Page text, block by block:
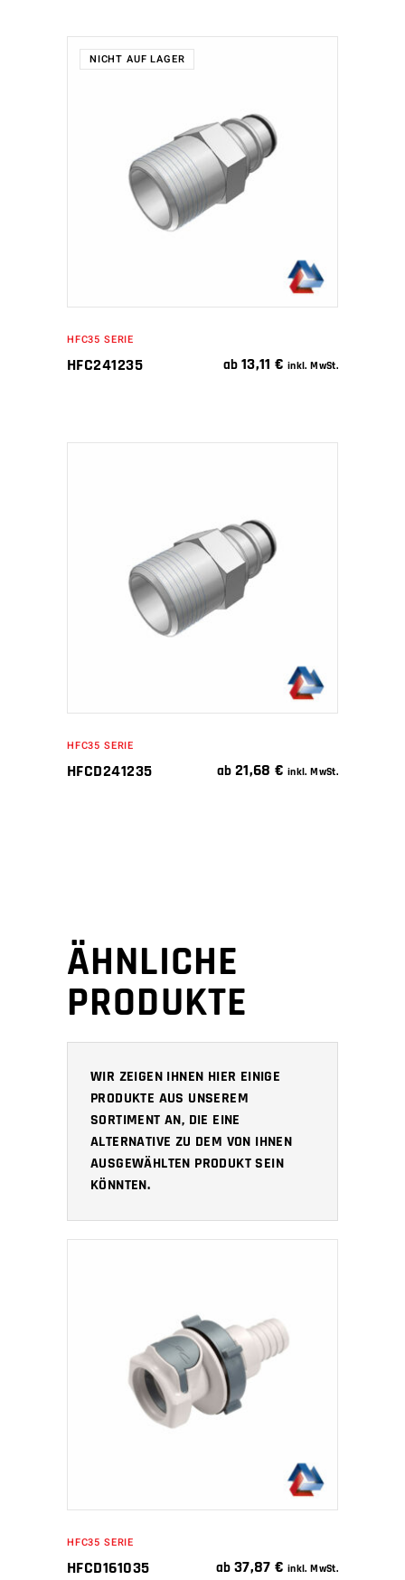
NICHT AUF LAGER
WEITERLESEN
HFC35 SERIE
HFC241235 ab 13,11€ inkl. MwSt.
IN DEN WARENKORB
HFC35 SERIE
HFCD241235 ab 21,68€ inkl. MwSt.
ÄHNLICHE
PRODUKTE
WIR ZEIGEN IHNEN HIER EINIGE
PRODUKTE AUS UNSEREM
SORTIMENT AN, DIE EINE
ALTERNATIVE ZU DEM VON IHNEN
AUSGEWÄHLTEN PRODUKT SEIN
KÖNNTEN.
IN DEN WARENKORB
HFC35 SERIE
HFCD161035 ab 37,87€ inkl. MwSt.